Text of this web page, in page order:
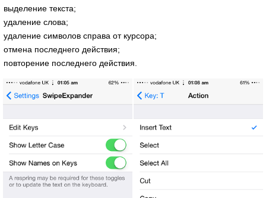
выделение текста;
удаление слова;
удаление символов справа от курсора;
отмена последнего действия;
повторение последнего действия.